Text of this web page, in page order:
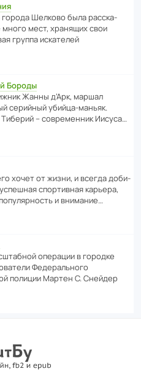
Шелково была расска­
мест, хранящих свои
группа иска­телей
Бороды
Жанны д’Арк, маршал
серийный убийца-маньяк.
– совре­менник Иисуса…
хочет от жизни, и всегда доби­
спор­ти­вная карьера,
и внимание…
операции в городке
Феде­раль­ного
полиции Мартен С. Снейдер